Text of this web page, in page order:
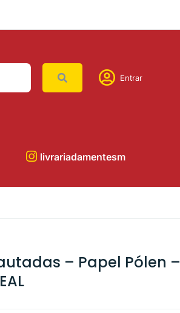
Entrar
livrariadamentesm
– Papel Pólen –